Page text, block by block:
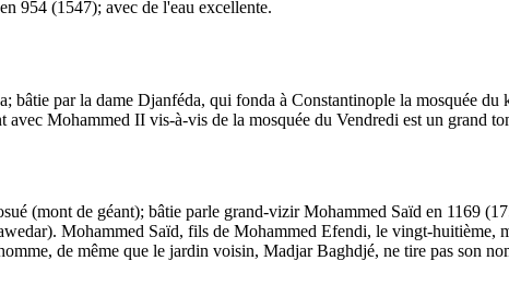
954 (1547); avec de l'eau excellente.
par la dame Djanféda, qui fonda à Constantinople la mosquée du
Mohammed II vis-à-vis de la mosquée du Vendredi est un grand
(mont de géant); bâtie parle grand-vizir Mohammed Saïd en 1169
Mohammed Saïd, fils de Mohammed Efendi, le vingt-
de même que le jardin voisin, Madjar Baghdjé, ne tire pas son